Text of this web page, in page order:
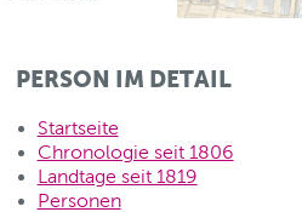
PERSON IM DETAIL
Startseite
Chronologie seit 1806
Landtage seit 1819
Personen